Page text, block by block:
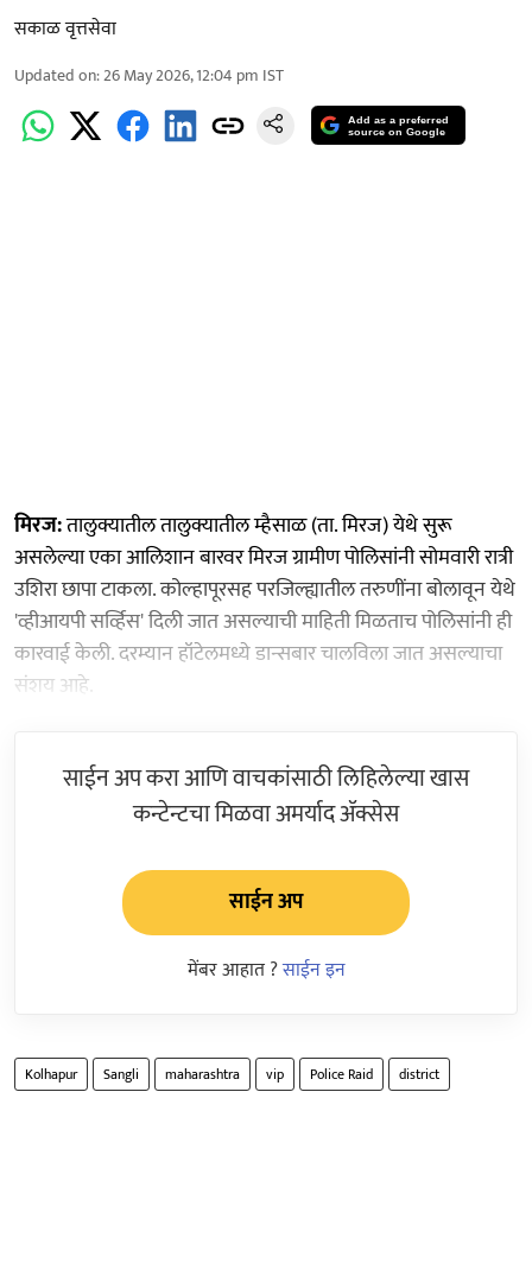
सकाळ वृत्तसेवा
Updated on:26 May 2026, 12:04 pm IST
Add as a preferred
source on Google
मिरज:तालुक्यातील तालुक्यातील म्हैसाळ (ता. मिरज) येथे सुरू
असलेल्या एका आलिशान बारवर मिरज ग्रामीण पोलिसांनी सोमवारी रात्री
उशिरा छापा टाकला. कोल्हापूरसह परजिल्ह्यातील तरुणींना बोलावून येथे
'व्हीआयपी सर्व्हिस' दिली जात असल्याची माहिती मिळताच पोलिसांनी ही
कारवाई केली. दरम्यान हॉटेलमध्ये डान्सबार चालविला जात असल्याचा
संशय आहे.
साईन अप करा आणि वाचकांसाठी लिहिलेल्या खास
कन्टेन्टचा मिळवा अमर्याद ॲक्सेस
साईन अप
मेंबर आहात ?साईन इन
Kolhapur Sangli maharashtra vip Police Raid district